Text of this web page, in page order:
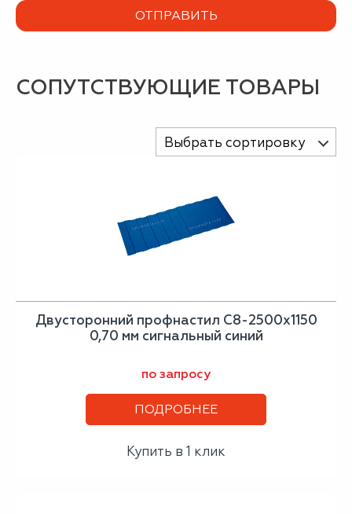
СОПУТСТВУЮЩИЕ ТОВАРЫ
Выбрать сортировку
Двусторонний профнастил С8-2500х1150
0,70 мм сигнальный синий
по запросу
ПОДРОБНЕЕ
Купить в 1 клик